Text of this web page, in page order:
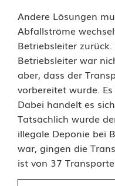
Andere Lösungen
Abfallströme
Betriebsleiter
Betriebsleiter war
aber, dass der
vorbereitet wurde.
Dabei handelt es
Tatsächlich wurde
illegale Deponie bei
war, gingen die
ist von 37